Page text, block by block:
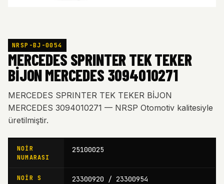
NRSP-BJ-0054
MERCEDES SPRINTER TEK TEKER
BİJON MERCEDES 3094010271
MERCEDES SPRINTER TEK TEKER BİJON
MERCEDES 3094010271 — NRSP Otomotiv kalitesiyle
üretilmiştir.
NOIR
NUMARASI
25100025
NOIR S 23300920 / 23300954